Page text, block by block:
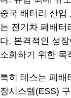
중국 배터리 산업
는 전기차 폐배터
다. 본격적인 성
소화하기 위한 목
특히 테스는 폐배
장시스템(ESS)